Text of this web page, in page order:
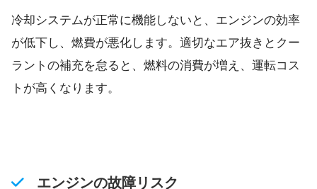
冷却システムが正常に機能しないと、エンジンの効率
が低下し、燃費が悪化します。適切なエア抜きとクー
ラントの補充を怠ると、燃料の消費が増え、運転コス
トが高くなります。
エンジンの故障リスク